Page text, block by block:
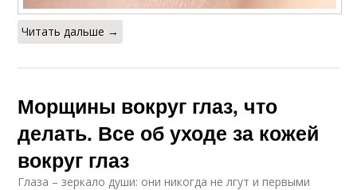
Читать дальше →
Морщины вокруг глаз, что
делать. Все об уходе за кожей
вокруг глаз
Глаза – зеркало души: они никогда не лгут и первыми